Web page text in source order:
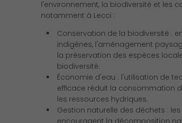
l'environnement, la biodiversité et les
notamment à Lecci :
Conservation de la biodiversité :
indigènes, l'aménagement
la préservation des espèces
biodiversité.
Économie d'eau : l'utilisation de
efficace réduit la consommation
les ressources hydriques.
Gestion naturelle des déchets :